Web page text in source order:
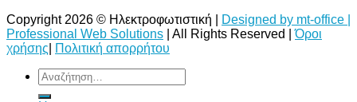
Copyright 2026 © Ηλεκτροφωτιστική |
Designed by mt-office |
Professional Web Solutions | All Rights Reserved |Όροι
χρήσης
Πολιτική απορρήτου
Αναζήτηση
για: